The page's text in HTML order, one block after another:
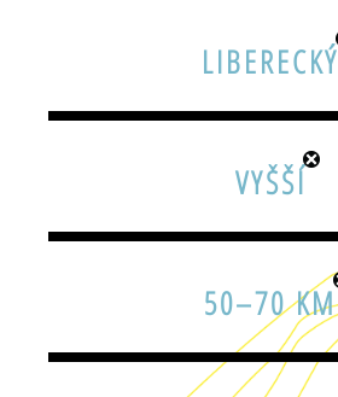
LIBERECKÝ
VYŠŠÍ
50–70 KM